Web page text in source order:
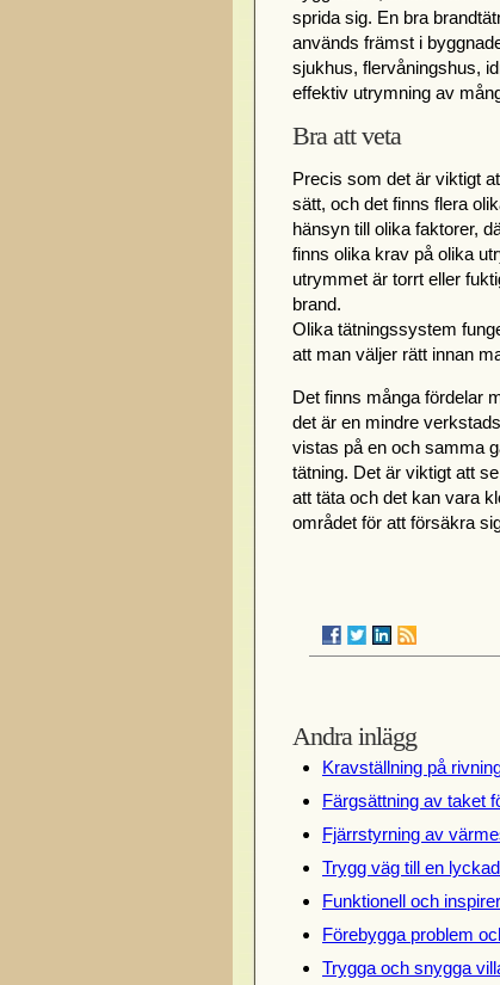
sprida sig. En bra
används främst i
sjukhus, flervåningshus,
effektiv utrymning av
Bra att veta
Precis som det är viktigt
sätt, och det finns flera
hänsyn till olika faktorer,
finns olika krav på olika
utrymmet är torrt eller
brand.
Olika tätningssystem
att man väljer rätt innan
Det finns många fördelar
det är en mindre
vistas på en och samma
tätning. Det är viktigt att
att täta och det kan vara
området för att försäkra
Andra inlägg
Kravställning på
Färgsättning av taket
Fjärrstyrning av
Trygg väg till en
Funktionell och
Förebygga problem
Trygga och snygga